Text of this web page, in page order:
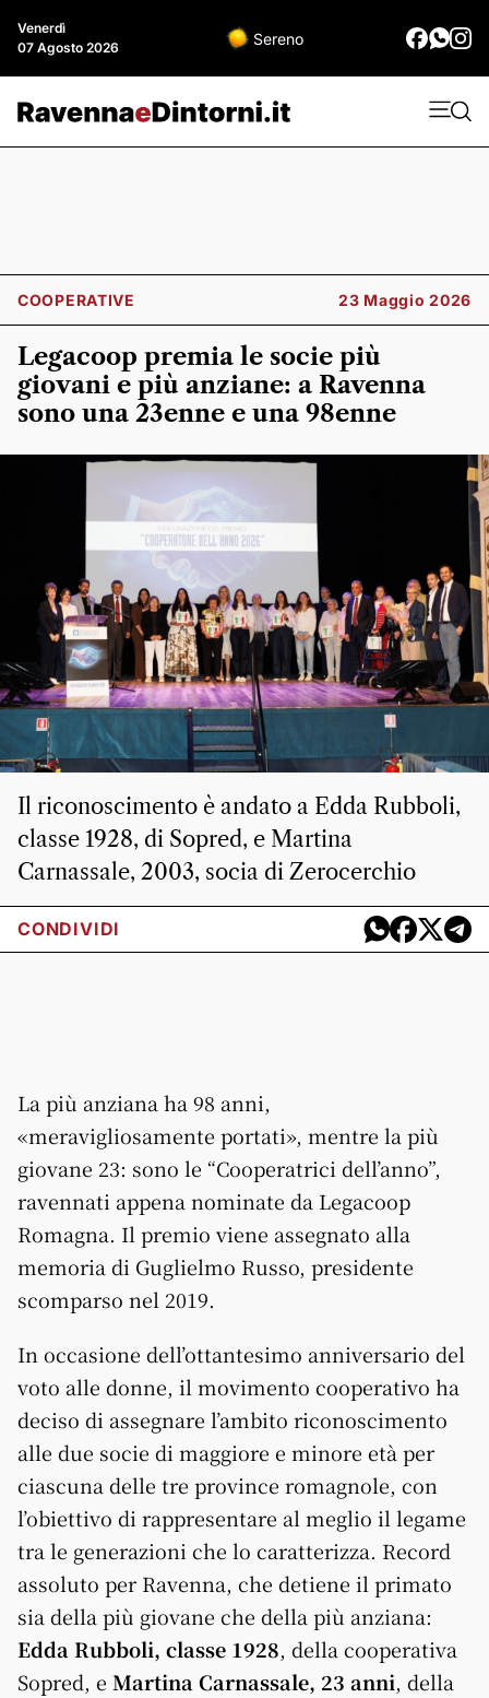
Venerdì
07 Agosto 2026
Sereno
COOPERATIVE 23 Maggio 2026
Legacoop premia le socie più
giovani e più anziane: a Ravenna
sono una 23enne e una 98enne
Il riconoscimento è andato a Edda Rubboli,
classe 1928, di Sopred, e Martina
Carnassale, 2003, socia di Zerocerchio
CONDIVIDI
La più anziana ha 98 anni,
«meravigliosamente portati», mentre la più
giovane 23: sono le “Cooperatrici dell’anno”,
ravennati appena nominate da Legacoop
Romagna. Il premio viene assegnato alla
memoria di Guglielmo Russo, presidente
scomparso nel 2019.
In occasione dell’ottantesimo anniversario del
voto alle donne, il movimento cooperativo ha
deciso di assegnare l’ambito riconoscimento
alle due socie di maggiore e minore età per
ciascuna delle tre province romagnole, con
l’obiettivo di rappresentare al meglio il legame
tra le generazioni che lo caratterizza. Record
assoluto per Ravenna, che detiene il primato
sia della più giovane che della più anziana:
Edda Rubboli, classe 1928, della cooperativa
Sopred, e Martina Carnassale, 23 anni, della